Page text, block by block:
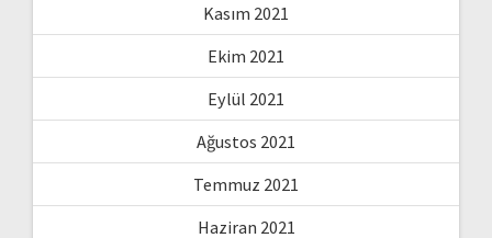
Kasım 2021
Ekim 2021
Eylül 2021
Ağustos 2021
Temmuz 2021
Haziran 2021